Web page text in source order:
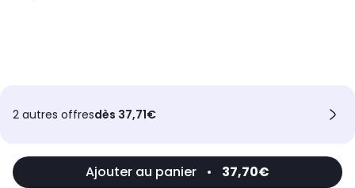
2 autres offresdès 37,71€
Ajouter au panier • 37,70€